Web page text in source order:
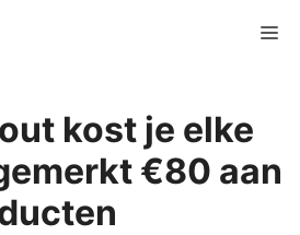
kost je elke
€80 aan